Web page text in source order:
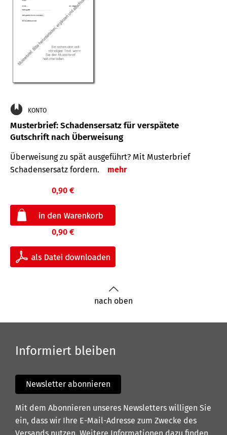
KONTO
Musterbrief: Schadensersatz für verspätete
Gutschrift nach Überweisung
Überweisung zu spät ausgeführt? Mit Musterbrief
Schadensersatz fordern.
mehr
0,90 €
0,90 €
nach oben
Informiert bleiben
Newsletter abonnieren
Mit dem Abonnieren unseres Newsletters willigen Sie
ein, dass wir Ihre E-Mail-Adresse zum Zwecke des